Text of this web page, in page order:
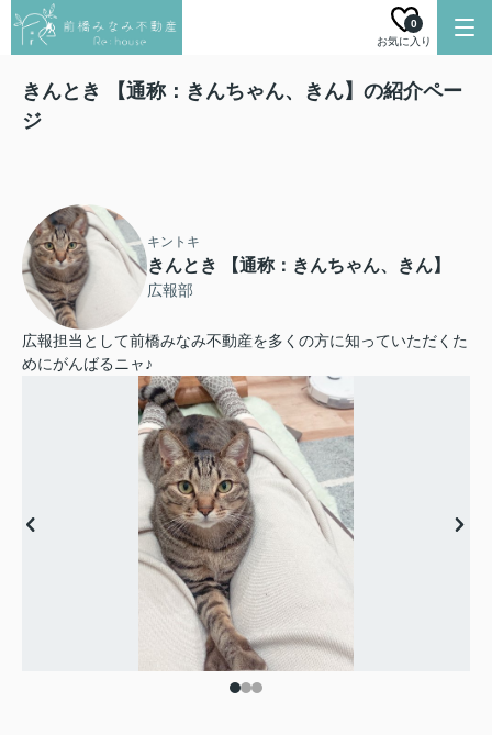
お気に入り
0
きんとき 【通称：きんちゃん、きん】の紹介ペー
ジ
キントキ
きんとき 【通称：きんちゃん、きん】
広報部
広報担当として前橋みなみ不動産を多くの方に知っていただくた
めにがんばるニャ♪